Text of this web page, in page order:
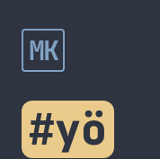
MK
#yö